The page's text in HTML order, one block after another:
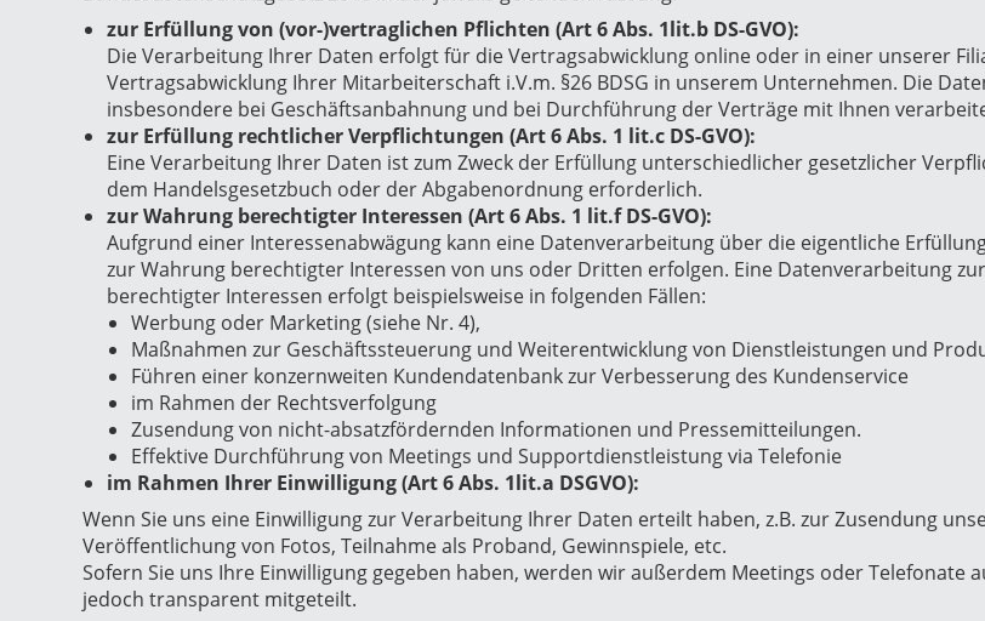
zur Erfüllung von (vor-)vertraglichen Pflichten (Art 6 Abs. 1lit.b DS-GVO):
Die Verarbeitung Ihrer Daten erfolgt für die Vertragsabwicklung online oder in einer unserer
Vertragsabwicklung Ihrer Mitarbeiterschaft i.V.m. §26 BDSG in unserem Unternehmen. Die
insbesondere bei Geschäftsanbahnung und bei Durchführung der Verträge mit Ihnen
zur Erfüllung rechtlicher Verpflichtungen (Art 6 Abs. 1 lit.c DS-GVO):
Eine Verarbeitung Ihrer Daten ist zum Zweck der Erfüllung unterschiedlicher gesetzlicher
dem Handelsgesetzbuch oder der Abgabenordnung erforderlich.
zur Wahrung berechtigter Interessen (Art 6 Abs. 1 lit.f DS-GVO):
Aufgrund einer Interessenabwägung kann eine Datenverarbeitung über die eigentliche
zur Wahrung berechtigter Interessen von uns oder Dritten erfolgen. Eine Datenverarbeitung
berechtigter Interessen erfolgt beispielsweise in folgenden Fällen:
Werbung oder Marketing (siehe Nr. 4),
Maßnahmen zur Geschäftssteuerung und Weiterentwicklung von Dienstleistungen und
Führen einer konzernweiten Kundendatenbank zur Verbesserung des Kundenservice
im Rahmen der Rechtsverfolgung
Zusendung von nicht-absatzfördernden Informationen und Pressemitteilungen.
Effektive Durchführung von Meetings und Supportdienstleistung via Telefonie
im Rahmen Ihrer Einwilligung (Art 6 Abs. 1lit.a DSGVO):
Wenn Sie uns eine Einwilligung zur Verarbeitung Ihrer Daten erteilt haben, z.B. zurZusendung
Veröffentlichung von Fotos, Teilnahme als Proband, Gewinnspiele, etc.
Sofern Sie uns Ihre Einwilligung gegeben haben, werden wir außerdem Meetings oder Telefonate
jedoch transparent mitgeteilt.